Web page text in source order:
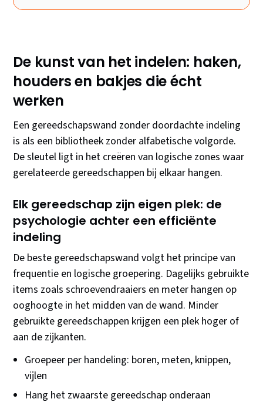
De kunst van het indelen: haken,
houders en bakjes die écht
werken
Een gereedschapswand zonder doordachte indeling
is als een bibliotheek zonder alfabetische volgorde.
De sleutel ligt in het creëren van logische zones waar
gerelateerde gereedschappen bij elkaar hangen.
Elk gereedschap zijn eigen plek: de
psychologie achter een efficiënte
indeling
De beste gereedschapswand volgt het principe van
frequentie en logische groepering. Dagelijks gebruikte
items zoals schroevendraaiers en meter hangen op
ooghoogte in het midden van de wand. Minder
gebruikte gereedschappen krijgen een plek hoger of
aan de zijkanten.
Groepeer per handeling: boren, meten, knippen,
vijlen
Hang het zwaarste gereedschap onderaan